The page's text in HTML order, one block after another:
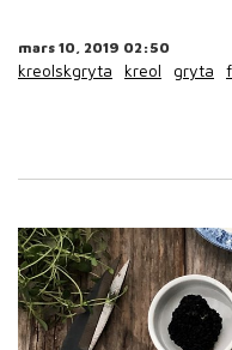
mars 10, 2019 02:50
kreolskgryta kreol gryta